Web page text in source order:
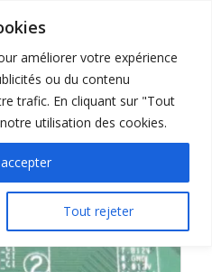
améliorer votre expérience
ou du contenu
trafic. En cliquant sur "Tout
utilisation des cookies.
Tout rejeter